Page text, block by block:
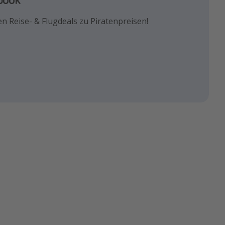
Reise- & Flugdeals zu Piratenpreisen!
die besten Reisehacks!